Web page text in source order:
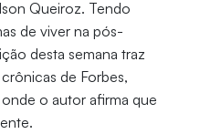
Queiroz. Tendo
de viver na pós-
desta semana traz
de Forbes,
o autor afirma que